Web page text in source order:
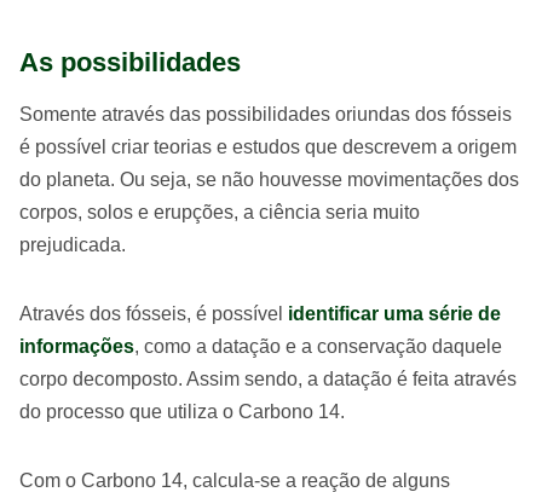
As possibilidades
Somente através das possibilidades oriundas dos fósseis
é possível criar teorias e estudos que descrevem a origem
do planeta. Ou seja, se não houvesse movimentações dos
corpos, solos e erupções, a ciência seria muito
prejudicada.
Através dos fósseis, é possível identificar uma série de
informações, como a datação e a conservação daquele
corpo decomposto. Assim sendo, a datação é feita através
do processo que utiliza o Carbono 14.
Com o Carbono 14, calcula-se a reação de alguns